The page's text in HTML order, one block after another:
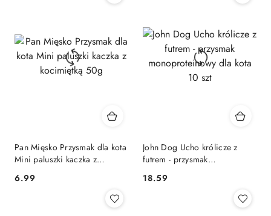
Pan Mięsko Przysmak dla kota
Mini paluszki kaczka z
Cena:
6.99
John Dog Ucho królicze z
futrem - przysmak
szt
Cena:
18.59